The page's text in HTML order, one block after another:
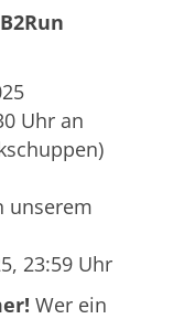
Uhr an
unserem
23:59 Uhr
Wer ein